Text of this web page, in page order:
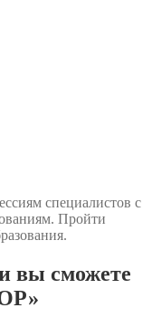
специалистов с
Пройти
вы сможете